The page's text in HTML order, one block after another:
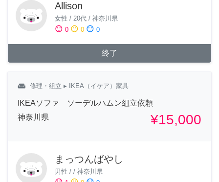
Allison
女性 / 20代 / 神奈川県
sentiment_satisfied 0 sentiment_neutral 0 sentiment_dissatisfied 0
終了
weekend 修理・組立 ▸ IKEA（イケア）家具
IKEAソファ ソーデルハムン組立依頼
神奈川県
¥15,000
まっつんばやし
男性 / / 神奈川県